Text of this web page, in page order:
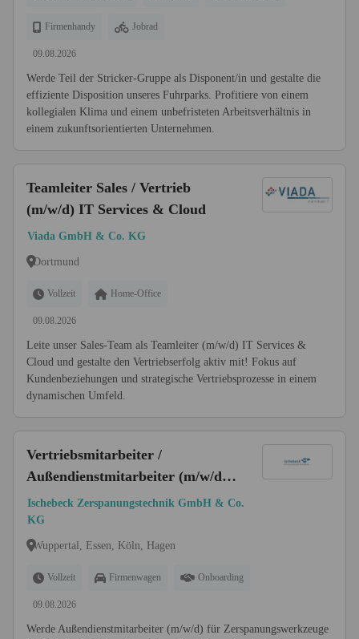
Firmenhandy Jobrad
09.08.2026
Werde Teil der Stricker-Gruppe als Disponent/in und gestalte die
effiziente Disposition unseres Fuhrparks. Profitiere von einem
kollegialen Klima und einem unbefristeten Arbeitsverhältnis in
einem zukunftsorientierten Unternehmen.
Teamleiter Sales / Vertrieb
(m/w/d) IT Services & Cloud
Viada GmbH & Co. KG
Dortmund
Vollzeit Home-Office
09.08.2026
Leite unser Sales-Team als Teamleiter (m/w/d) IT Services &
Cloud und gestalte den Vertriebserfolg aktiv mit! Fokus auf
Kundenbeziehungen und strategische Vertriebsprozesse in einem
dynamischen Umfeld.
Vertriebsmitarbeiter /
Außendienstmitarbeiter (m/w/d)
für Zerspanungswerkzeuge
Ischebeck Zerspanungstechnik GmbH & Co.
KG
Wuppertal, Essen, Köln, Hagen
Vollzeit Firmenwagen Onboarding
09.08.2026
Werde Außendienstmitarbeiter (m/w/d) für Zerspanungswerkzeuge